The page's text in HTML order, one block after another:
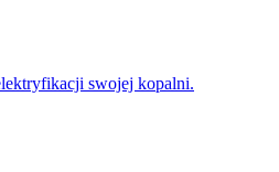
swojej kopalni.